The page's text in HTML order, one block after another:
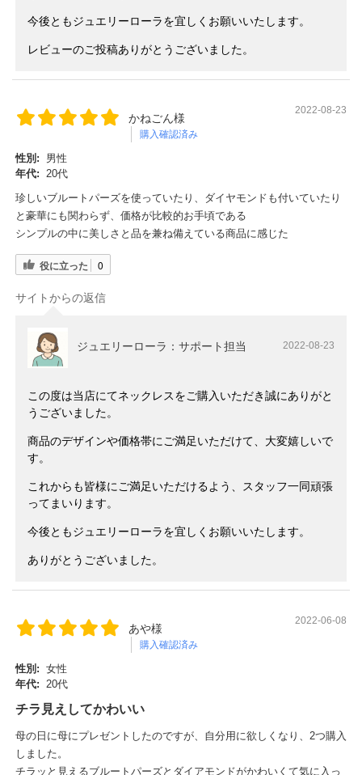
今後ともジュエリーローラを宜しくお願いいたします。
レビューのご投稿ありがとうございました。
かねごん様
購入確認済み
2022-08-23
性別:
男性
年代:
20代
珍しいブルートパーズを使っていたり、ダイヤモンドも付いていたり
と豪華にも関わらず、価格が比較的お手頃である
シンプルの中に美しさと品を兼ね備えている商品に感じた
役に立った 0
サイトからの返信
ジュエリーローラ：サポート担当 2022-08-23
この度は当店にてネックレスをご購入いただき誠にありがと
うございました。
商品のデザインや価格帯にご満足いただけて、大変嬉しいで
す。
これからも皆様にご満足いただけるよう、スタッフ一同頑張
ってまいります。
今後ともジュエリーローラを宜しくお願いいたします。
ありがとうございました。
あや様
購入確認済み
2022-06-08
性別: 女性
年代: 20代
チラ見えしてかわいい
母の日に母にプレゼントしたのですが、自分用に欲しくなり、2つ購入
しました。
チラッと見えるブルートパーズとダイアモンドがかわいくて気に入っ